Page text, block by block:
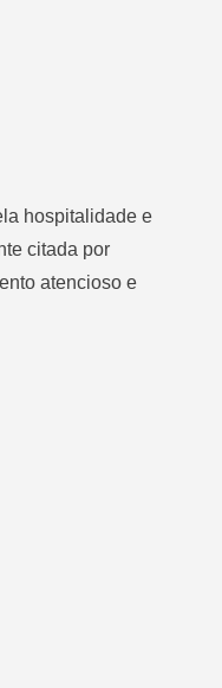
hospitalidade e
citada por
atencioso e